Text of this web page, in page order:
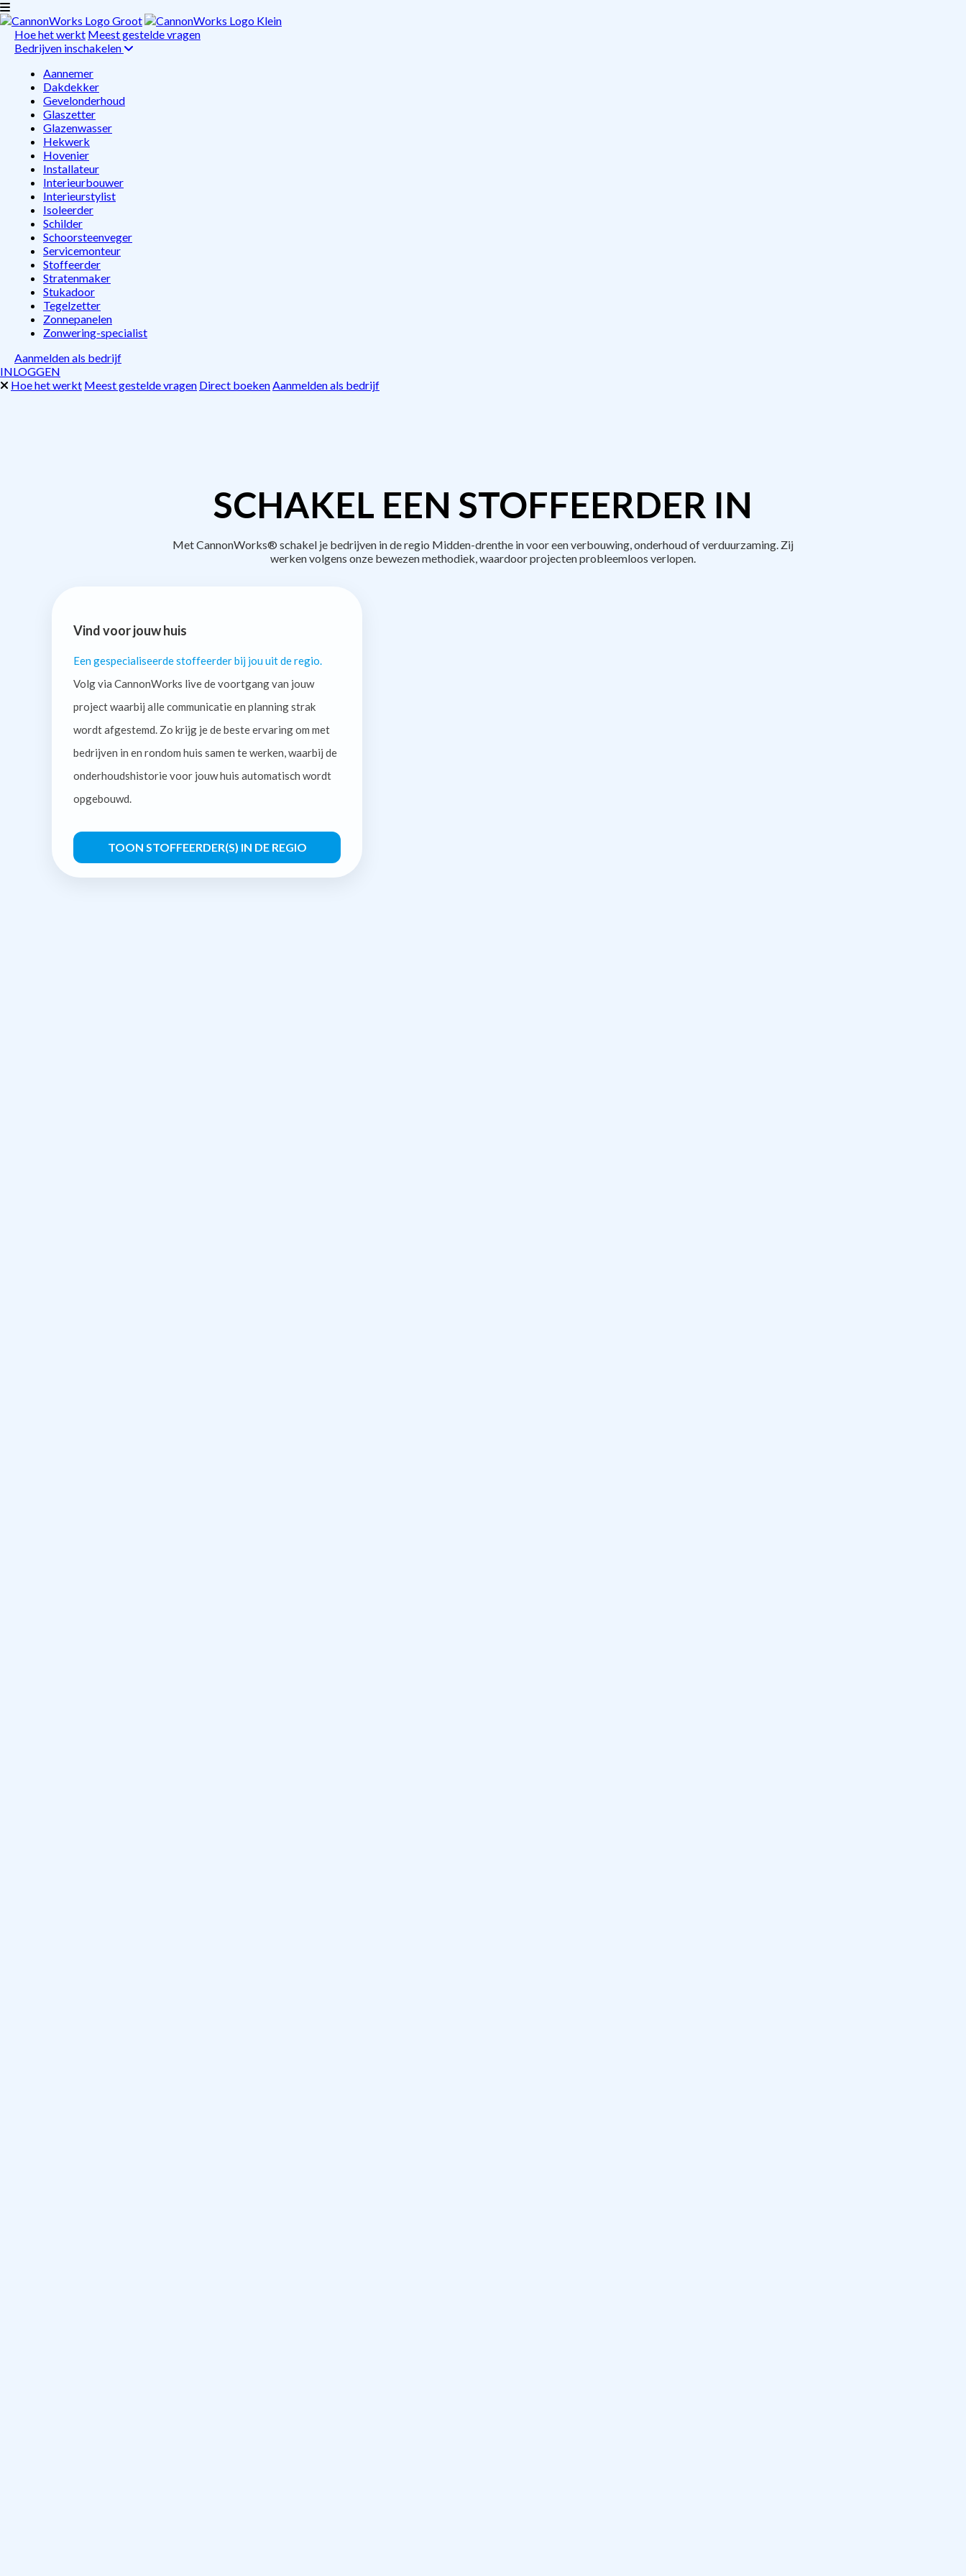
Hoe het werkt Meest gestelde vragen
Bedrijven inschakelen
Aannemer
Dakdekker
Gevelonderhoud
Glaszetter
Glazenwasser
Hekwerk
Hovenier
Installateur
Interieurbouwer
Interieurstylist
Isoleerder
Schilder
Schoorsteenveger
Servicemonteur
Stoffeerder
Stratenmaker
Stukadoor
Tegelzetter
Zonnepanelen
Zonwering-specialist
Aanmelden als bedrijf
INLOGGEN
Hoe het werkt Meest gestelde vragen Direct boekenAanmelden als bedrijf
SCHAKEL EEN STOFFEERDER IN
Met CannonWorks® schakel je bedrijven in de regio Midden-drenthe in voor een verbouwing, onderhoud of verduurzaming. Zij
werken volgens onze bewezen methodiek, waardoor projecten probleemloos verlopen.
Vind voor jouw huis
Een gespecialiseerde stoffeerder bij jou uit de regio.
Volg via CannonWorks live de voortgang van jouw
project waarbij alle communicatie en planning strak
wordt afgestemd. Zo krijg je de beste ervaring om met
bedrijven in en rondom huis samen te werken, waarbij de
onderhoudshistorie voor jouw huis automatisch wordt
opgebouwd.
TOON STOFFEERDER(S) IN DE REGIO